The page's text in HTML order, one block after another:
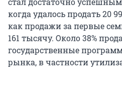
когда удалось продать 20
как продажи за первые
161 тысячу. Около 38%
государственные
рынка, в частности